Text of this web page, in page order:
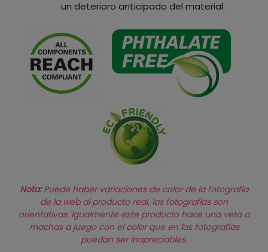
un deterioro anticipado del material.
Nota:Puede haber variaciones de color de la fotografía
de la web al producto real, las fotografías son
orientativas. Igualmente este producto hace una veta o
machas a juego con el color que en las fotografías
puedan ser inapreciables.